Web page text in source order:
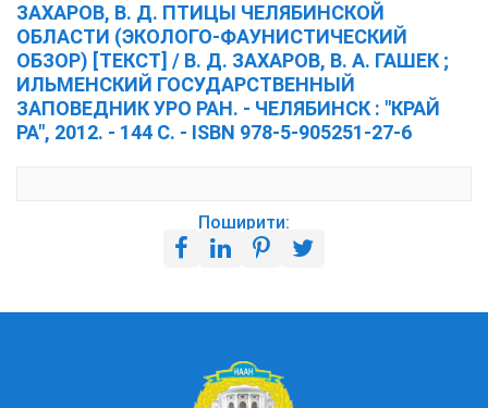
ЗАХАРОВ, В. Д. ПТИЦЫ ЧЕЛЯБИНСКОЙ
ОБЛАСТИ (ЭКОЛОГО-ФАУНИСТИЧЕСКИЙ
ОБЗОР) [ТЕКСТ] / В. Д. ЗАХАРОВ, В. А. ГАШЕК ;
ИЛЬМЕНСКИЙ ГОСУДАРСТВЕННЫЙ
ЗАПОВЕДНИК УРО РАН. - ЧЕЛЯБИНСК : "КРАЙ
РА", 2012. - 144 С. - ISBN 978-5-905251-27-6
Поширити: